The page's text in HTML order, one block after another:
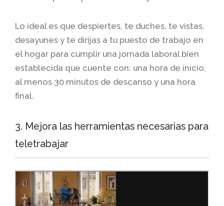
Lo ideal es que despiertes, te duches, te vistas,
desayunes y te dirijas a tu puesto de trabajo en
el hogar para cumplir una jornada laboral bien
establecida que cuente con: una hora de inicio,
al menos 30 minutos de descanso y una hora
final.
3. Mejora las herramientas necesarias para
teletrabajar